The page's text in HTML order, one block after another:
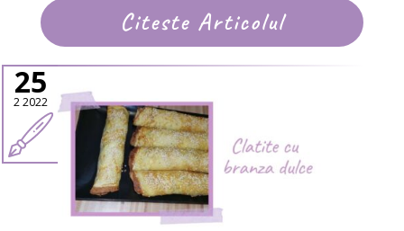
Citeste Articolul
25
2 2022